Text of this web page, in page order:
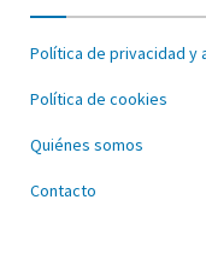
Política de privacidad y
Política de cookies
Quiénes somos
Contacto